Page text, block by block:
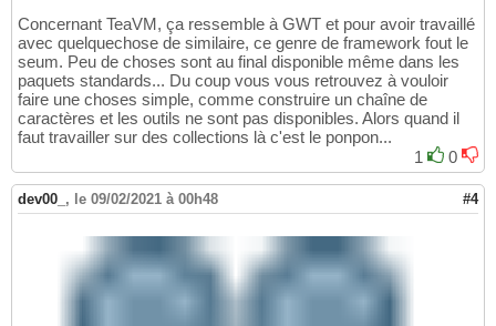
Concernant TeaVM, ça ressemble à GWT et pour avoir travaillé
avec quelquechose de similaire, ce genre de framework fout le
seum. Peu de choses sont au final disponible même dans les
paquets standards... Du coup vous vous retrouvez à vouloir
faire une choses simple, comme construire un chaîne de
caractères et les outils ne sont pas disponibles. Alors quand il
faut travailler sur des collections là c'est le ponpon...
1
0
dev00_ , le 09/02/2021 à 00h48 #4